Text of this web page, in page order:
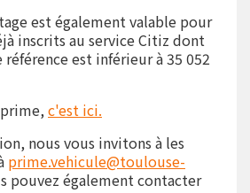
est également valable pour
inscrits au service Citiz dont
référence est inférieur à 35 052
c'est ici.
nous vous invitons à les
prime.vehicule@toulouse-
pouvez également contacter